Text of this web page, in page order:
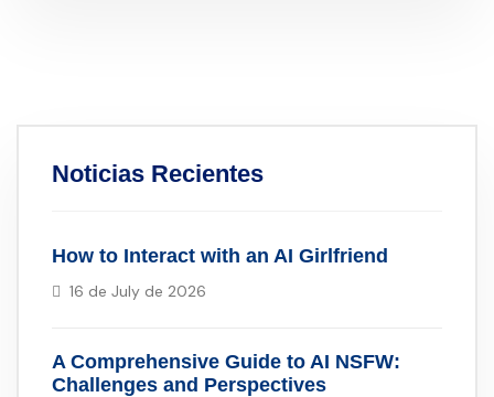
Noticias Recientes
How to Interact with an AI Girlfriend
16 de July de 2026
A Comprehensive Guide to AI NSFW:
Challenges and Perspectives